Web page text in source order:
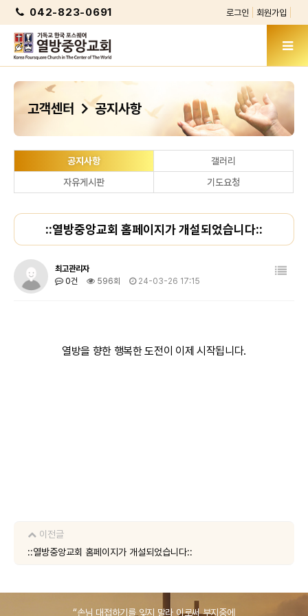
042-823-0691 로그인 회원가입
고객센터 chevron_right공지사항
공지사항
갤러리
자유게시판
기도요청
::열방중앙교회 홈페이지가 개설되었습니다::
최고관리자
0건
596회 24-03-26 17:15
열방을 향한 행복한 도전이 이제 시작됩니다.
이전글
::열방중앙교회 홈페이지가 개설되었습니다::
“손님 대접하기를 잊지 말라 이로써 부지중에